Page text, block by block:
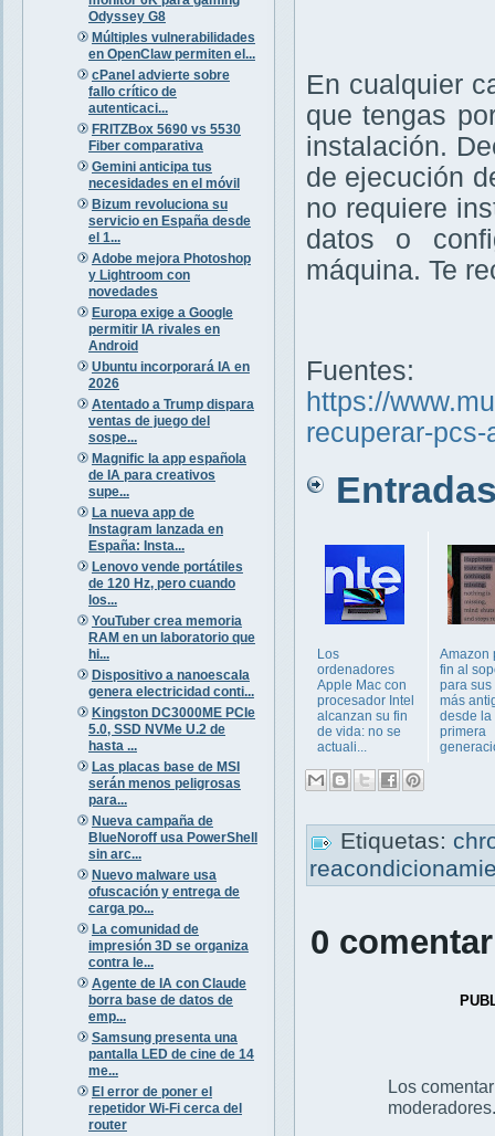
Odyssey G8
Múltiples vulnerabilidades
en OpenClaw permiten el...
cPanel advierte sobre
fallo crítico de
autenticaci...
FRITZBox 5690 vs 5530
Fiber comparativa
Gemini anticipa tus
necesidades en el móvil
Bizum revoluciona su
servicio en España desde
el 1...
Adobe mejora Photoshop
y Lightroom con
novedades
Europa exige a Google
permitir IA rivales en
Android
Ubuntu incorporará IA en
2026
Atentado a Trump dispara
ventas de juego del
sospe...
Magnific la app española
de IA para creativos
supe...
La nueva app de
Instagram lanzada en
España: Insta...
Lenovo vende portátiles
de 120 Hz, pero cuando
los...
YouTuber crea memoria
RAM en un laboratorio que
hi...
Dispositivo a nanoescala
genera electricidad conti...
Kingston DC3000ME PCIe
5.0, SSD NVMe U.2 de
hasta ...
Las placas base de MSI
serán menos peligrosas
para...
Nueva campaña de
BlueNoroff usa PowerShell
sin arc...
Nuevo malware usa
ofuscación y entrega de
carga po...
La comunidad de
impresión 3D se organiza
contra le...
Agente de IA con Claude
borra base de datos de
emp...
Samsung presenta una
pantalla LED de cine de 14
me...
El error de poner el
repetidor Wi-Fi cerca del
router
En cualquier
que tengas
instalación.
de ejecución
no requiere
datos o
máquina. Te
Fuentes:
https://
recuperar-
Entradas
Los
ordenadores
Apple Mac con
procesador Intel
alcanzan su fin
de vida: no se
actuali...
Amazon
fin al
para
más
desde la
primera
Etiquetas:
0
Los
moderadores.